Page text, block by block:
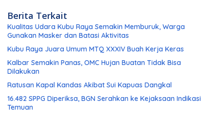
Berita Terkait
Kualitas Udara Kubu Raya Semakin Memburuk, Warga
Gunakan Masker dan Batasi Aktivitas
Kubu Raya Juara Umum MTQ XXXIV Buah Kerja Keras
Kalbar Semakin Panas, OMC Hujan Buatan Tidak Bisa
Dilakukan
Ratusan Kapal Kandas Akibat Sui Kapuas Dangkal
16.482 SPPG Diperiksa, BGN Serahkan ke Kejaksaan Indikasi
Temuan